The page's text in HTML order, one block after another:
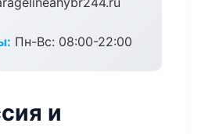
Пн-Вс: 08:00-22:00
и